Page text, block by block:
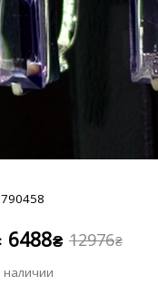
790458
12976₴
6488₴